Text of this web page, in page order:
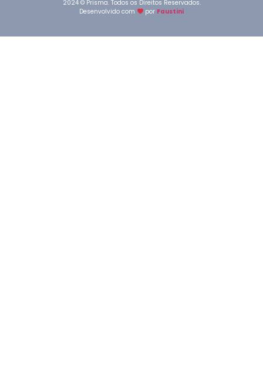
2024 © Prisma. Todos os Direitos Reservados.
Desenvolvido com
por Faustini